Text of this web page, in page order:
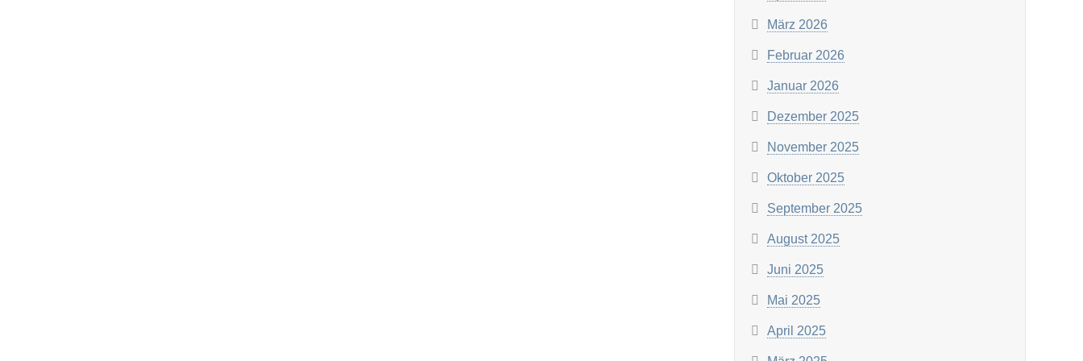
März 2026
Februar 2026
Januar 2026
Dezember 2025
November 2025
Oktober 2025
September 2025
August 2025
Juni 2025
Mai 2025
April 2025